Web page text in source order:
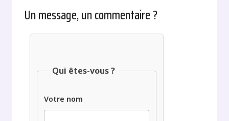
Un message, un commentaire ?
Qui êtes-vous ?
Votre nom